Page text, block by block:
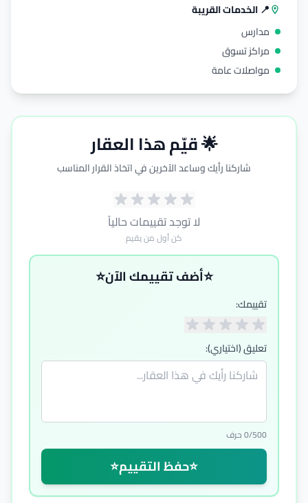
📍 الخدمات القريبة
مدارس
مراكز تسوق
مواصلات عامة
🌟 قيّم هذا العقار
شاركنا رأيك وساعد الآخرين في اتخاذ القرار المناسب
لا توجد تقييمات حالياً
كن أول من يقيم
⭐أضف تقييمك الآن⭐
تقييمك:
تعليق (اختياري):
0/500 حرف
⭐حفظ التقييم⭐